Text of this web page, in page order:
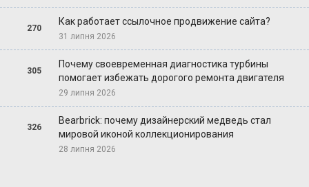
270
Как работает ссылочное продвижение сайта?
31 липня 2026
305
Почему своевременная диагностика турбины
помогает избежать дорогого ремонта двигателя
29 липня 2026
326
Bearbrick: почему дизайнерский медведь стал
мировой иконой коллекционирования
28 липня 2026